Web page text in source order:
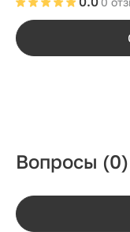
Вопросы (0)